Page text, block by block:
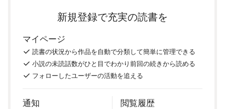
新規登録で充実の読書を
マイページ
読書の状況から作品を自動で分類して簡単に管理できる
小説の未読話数がひと目でわかり前回の続きから読める
フォローしたユーザーの活動を追える
通知 閲覧履歴